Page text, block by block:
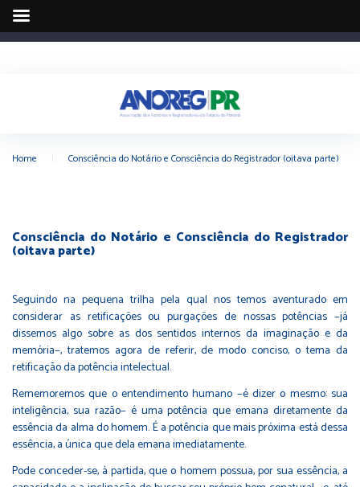
Home Consciência do Notário e Consciência do Registrador (oitava parte)
Consciência do Notário e Consciência do Registrador
(oitava parte)
Seguindo na pequena trilha pela qual nos temos aventurado em
considerar as retificações ou purgações de nossas potências −já
dissemos algo sobre as dos sentidos internos da imaginação e da
memória−, tratemos agora de referir, de modo conciso, o tema da
retificação da potência intelectual.
Rememoremos que o entendimento humano −é dizer o mesmo: sua
inteligência, sua razão− é uma potência que emana diretamente da
essência da alma do homem. É a potência que mais próxima está dessa
essência, a única que dela emana imediatamente.
Pode conceder-se, à partida, que o homem possua, por sua essência, a